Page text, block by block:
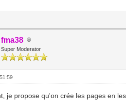
fma38
Super Moderator
je propose qu'on crée les pages en